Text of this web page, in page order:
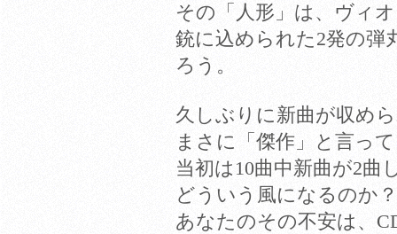
その「人形」は、ヴィ
銃に込められた2発の弾
ろう。
久しぶりに新曲が収め
まさに「傑作」と言っ
当初は10曲中新曲が2曲
どういう風になるのか
あなたのその不安は、